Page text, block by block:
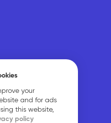
your
and for ads
this website,
policy